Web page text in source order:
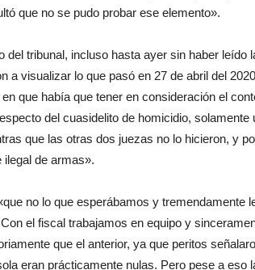
que no se pudo probar ese elemento».
del tribunal, incluso hasta ayer sin haber leído
a visualizar lo que pasó en 27 de abril del
que había que tener en consideración el
del cuasidelito de homicidio,
que las otras dos juezas no lo hicieron, y
ilegal de armas».
no lo que esperábamos y tremendamente
el fiscal trabajamos en equipo y
que el anterior, ya que peritos
eran prácticamente nulas. Pero pese a eso